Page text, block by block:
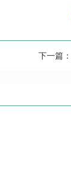
下一篇：